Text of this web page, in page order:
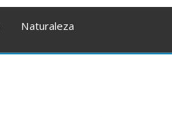
Naturaleza